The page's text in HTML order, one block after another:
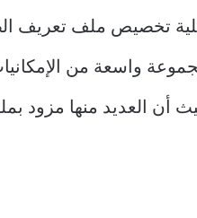
تخصيص ملف تعريف
واسعة من
العديد منها مزود